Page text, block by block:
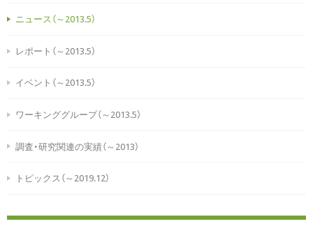
ニュース（～2013.5）
レポート（～2013.5）
イベント（～2013.5）
ワーキンググループ（～2013.5）
調査・研究関連の実績（～2013）
トピックス（～2019.12）